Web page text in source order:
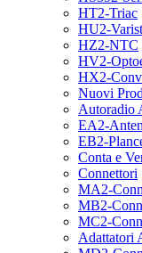
HT2-Triac
HU2-
HZ2-NTC
HV2-
HX2-
Nuovi
Autoradio
EA2-
EB2-
Conta e
Connettori
MA2-
MB2-
MC2-
Adattatori